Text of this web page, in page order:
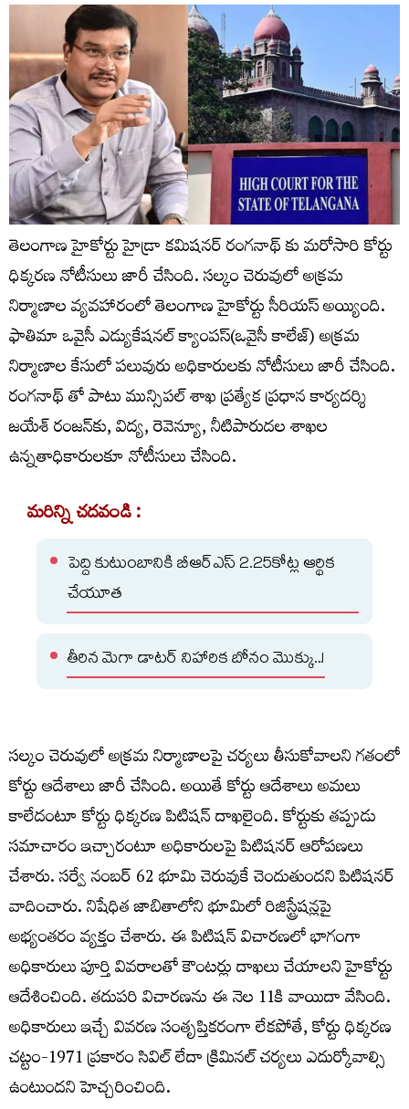
తెలంగాణ హైకోర్టు హైడ్రా కమిషనర్ రంగనాథ్ కు మరోసారి కోర్టు
ధిక్కరణ నోటీసులు జారీ చేసింది. సల్కం చెరువులో అక్రమ
నిర్మాణాల వ్యవహారంలో తెలంగాణ హైకోర్టు సీరియస్ అయ్యింది.
ఫాతిమా ఒవైసీ ఎడ్యుకేషనల్ క్యాంపస్(ఒవైసీ కాలేజ్) అక్రమ
నిర్మాణాల కేసులో పలువురు అధికారులకు నోటీసులు జారీ చేసింది.
రంగనాథ్ తో పాటు మున్సిపల్ శాఖ ప్రత్యేక ప్రధాన కార్యదర్శి
జయేశ్ రంజన్‌కు, విద్య, రెవెన్యూ, నీటిపారుదల శాఖల
ఉన్నతాధికారులకూ నోటీసులు చేసింది.
మరిన్ని చదవండి :
పెద్ది కుటుంబానికి బీఆర్ఎస్ 2.25కోట్ల ఆర్థిక
చేయూత
తీరిన మెగా డాటర్ నిహారిక బోనం మొక్కు..!
సల్కం చెరువులో అక్రమ నిర్మాణాలపై చర్యలు తీసుకోవాలని గతంలో
కోర్టు ఆదేశాలు జారీ చేసింది. అయితే కోర్టు ఆదేశాలు అమలు
కాలేదంటూ కోర్టు ధిక్కరణ పిటిషన్ దాఖలైంది. కోర్టుకు తప్పుడు
సమాచారం ఇచ్చారంటూ అధికారులపై పిటిషనర్ ఆరోపణలు
చేశారు. సర్వే నంబర్ 62 భూమి చెరువుకే చెందుతుందని పిటిషనర్
వాదించారు. నిషేధిత జాబితాలోని భూమిలో రిజిస్ట్రేషన్లపై
అభ్యంతరం వ్యక్తం చేశారు. ఈ పిటిషన్ విచారణలో భాగంగా
అధికారులు పూర్తి వివరాలతో కౌంటర్లు దాఖలు చేయాలని హైకోర్టు
ఆదేశించింది. తదుపరి విచారణను ఈ నెల 11కి వాయిదా వేసింది.
అధికారులు ఇచ్చే వివరణ సంతృప్తికరంగా లేకపోతే, కోర్టు ధిక్కరణ
చట్టం-1971 ప్రకారం సివిల్ లేదా క్రిమినల్ చర్యలు ఎదుర్కోవాల్సి
ఉంటుందని హెచ్చరించింది.